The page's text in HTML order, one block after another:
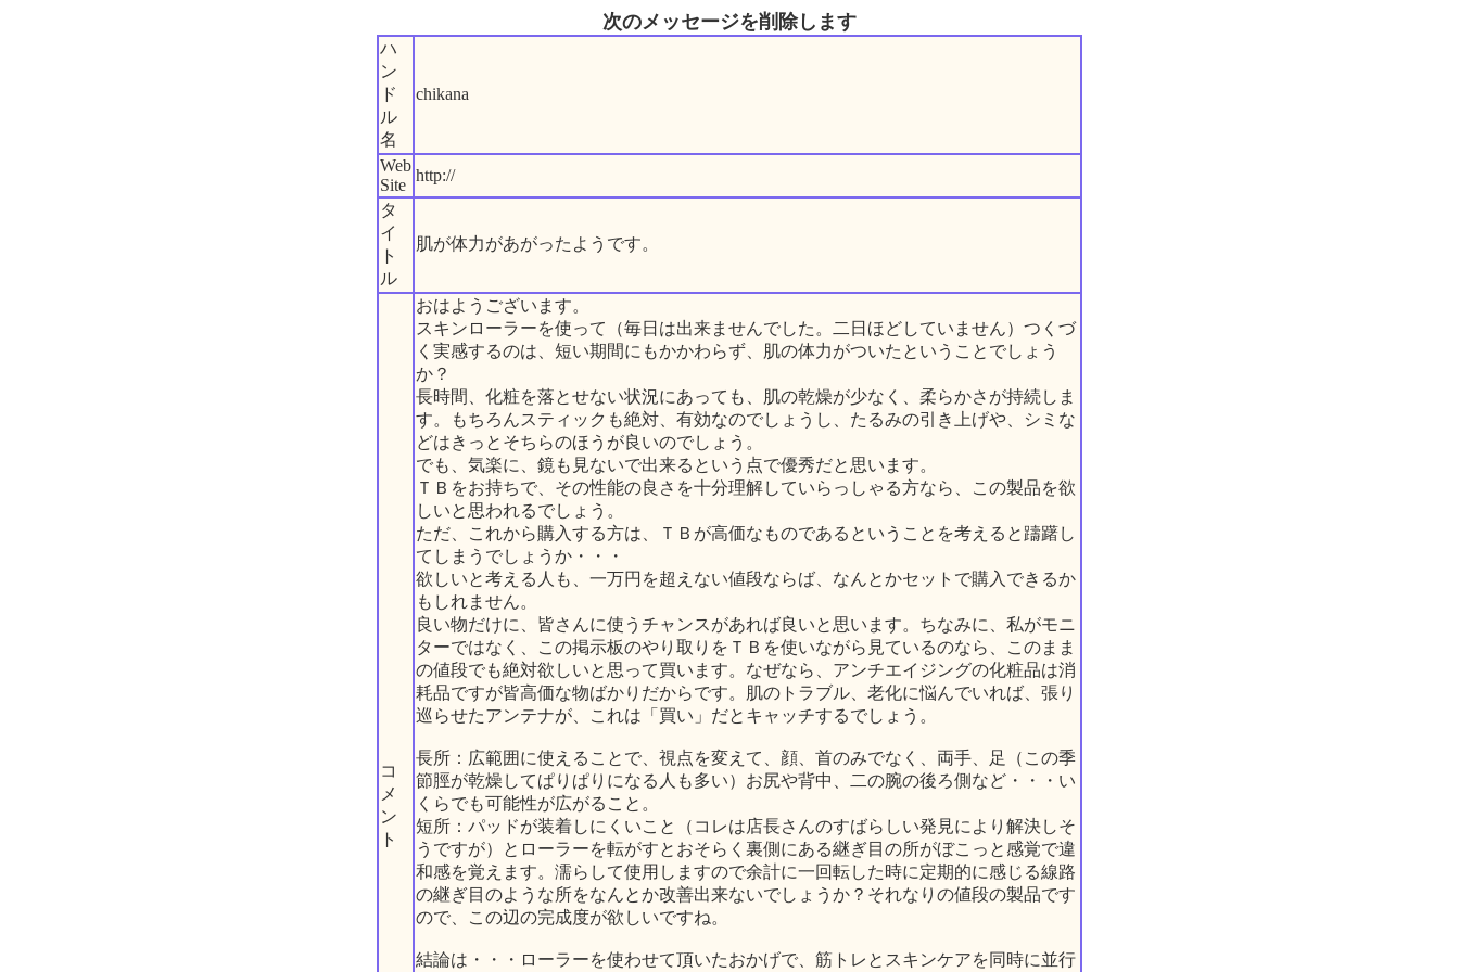
次のメッセージを削除します
ハ
ン
ド
ル
名
chikana
Web
Site
http://
タ
イ
ト
ル
肌が体力があがったようです。
コ
メ
ン
ト
おはようございます。
スキンローラーを使って（毎日は出来ませんでした。二日ほどしていません）つくづ
く実感するのは、短い期間にもかかわらず、肌の体力がついたということでしょう
か？
長時間、化粧を落とせない状況にあっても、肌の乾燥が少なく、柔らかさが持続しま
す。もちろんスティックも絶対、有効なのでしょうし、たるみの引き上げや、シミな
どはきっとそちらのほうが良いのでしょう。
でも、気楽に、鏡も見ないで出来るという点で優秀だと思います。
ＴＢをお持ちで、その性能の良さを十分理解していらっしゃる方なら、この製品を欲
しいと思われるでしょう。
ただ、これから購入する方は、ＴＢが高価なものであるということを考えると躊躇し
てしまうでしょうか・・・
欲しいと考える人も、一万円を超えない値段ならば、なんとかセットで購入できるか
もしれません。
良い物だけに、皆さんに使うチャンスがあれば良いと思います。ちなみに、私がモニ
ターではなく、この掲示板のやり取りをＴＢを使いながら見ているのなら、このまま
の値段でも絶対欲しいと思って買います。なぜなら、アンチエイジングの化粧品は消
耗品ですが皆高価な物ばかりだからです。肌のトラブル、老化に悩んでいれば、張り
巡らせたアンテナが、これは「買い」だとキャッチするでしょう。
長所：広範囲に使えることで、視点を変えて、顔、首のみでなく、両手、足（この季
節脛が乾燥してぱりぱりになる人も多い）お尻や背中、二の腕の後ろ側など・・・い
くらでも可能性が広がること。
短所：パッドが装着しにくいこと（コレは店長さんのすばらしい発見により解決しそ
うですが）とローラーを転がすとおそらく裏側にある継ぎ目の所がぼこっと感覚で違
和感を覚えます。濡らして使用しますので余計に一回転した時に定期的に感じる線路
の継ぎ目のような所をなんとか改善出来ないでしょうか？それなりの値段の製品です
ので、この辺の完成度が欲しいですね。
結論は・・・ローラーを使わせて頂いたおかげで、筋トレとスキンケアを同時に並行